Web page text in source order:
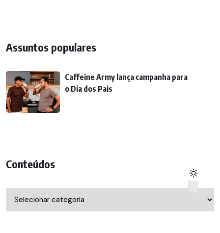
Assuntos populares
Caffeine Army lança campanha para
o Dia dos Pais
Conteúdos